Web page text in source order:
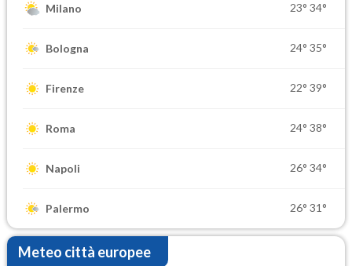
Milano 23° 34°
Bologna 24° 35°
Firenze 22° 39°
Roma 24° 38°
Napoli 26° 34°
Palermo 26° 31°
Meteo città europee